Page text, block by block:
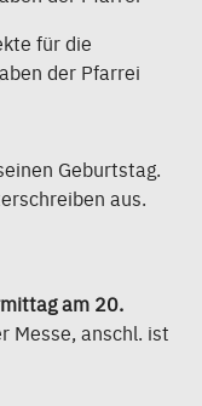
für die
der Pfarrei
Geburtstag.
aus.
am 20.
Messe, anschl. ist